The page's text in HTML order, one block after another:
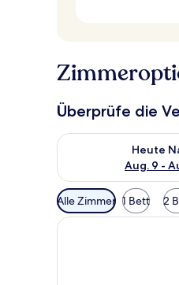
Überprüfe die
Heute
Aug. 9 -
Überprüfe die
Verfügbare
Filter
für
Alle Zimmer 1 Bett 2